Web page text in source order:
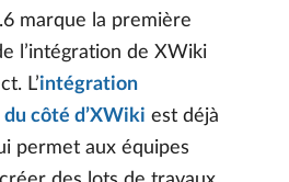
marque la première
l’intégration de XWiki
L’intégration
côté d’XWiki est déjà
permet aux équipes